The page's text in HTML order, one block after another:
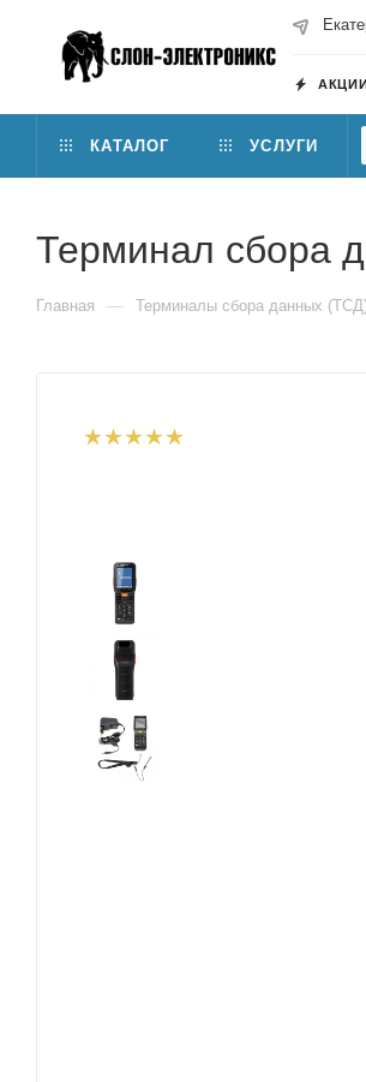
КАТАЛОГ УСЛУГИ
Терминал сбора
Главная — Терминалы сбора данных